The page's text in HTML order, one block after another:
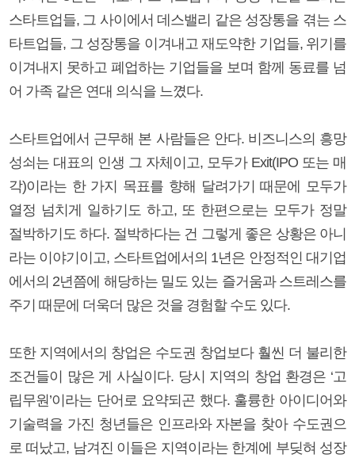
스타트업들, 그 사이에서 데스밸리 같은 성장통을 겪는 스
타트업들, 그 성장통을 이겨내고 재도약한 기업들, 위기를
이겨내지 못하고 폐업하는 기업들을 보며 함께 동료를 넘
어 가족 같은 연대 의식을 느꼈다.
스타트업에서 근무해 본 사람들은 안다. 비즈니스의 흥망
성쇠는 대표의 인생 그 자체이고, 모두가 Exit(IPO 또는 매
각)이라는 한 가지 목표를 향해 달려가기 때문에 모두가
열정 넘치게 일하기도 하고, 또 한편으로는 모두가 정말
절박하기도 하다. 절박하다는 건 그렇게 좋은 상황은 아니
라는 이야기이고, 스타트업에서의 1년은 안정적인 대기업
에서의 2년쯤에 해당하는 밀도 있는 즐거움과 스트레스를
주기 때문에 더욱더 많은 것을 경험할 수도 있다.
또한 지역에서의 창업은 수도권 창업보다 훨씬 더 불리한
조건들이 많은 게 사실이다. 당시 지역의 창업 환경은 ‘고
립무원’이라는 단어로 요약되곤 했다. 훌륭한 아이디어와
기술력을 가진 청년들은 인프라와 자본을 찾아 수도권으
로 떠났고, 남겨진 이들은 지역이라는 한계에 부딪혀 성장